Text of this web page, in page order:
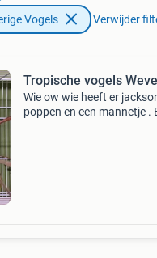
Vogels Verwijder
Tropische vogels
Wie ow wie heeft er
poppen en een mannetje .